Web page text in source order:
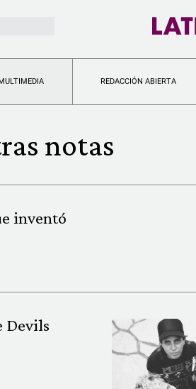
REDACCIÓN ABIERTA
notas
inventó
Devils